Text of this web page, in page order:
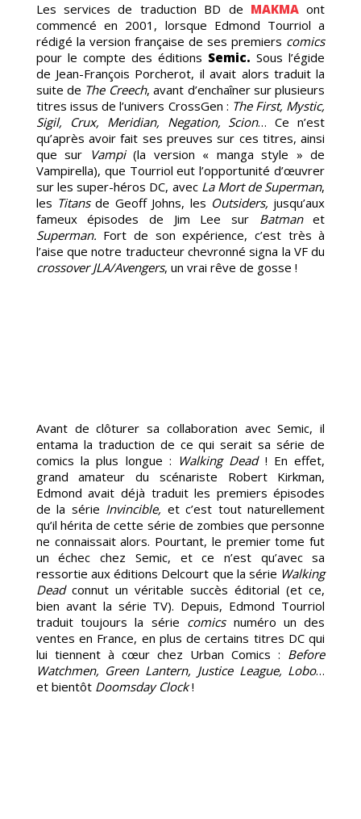
Les services de traduction BD de MAKMAont
commencé en 2001, lorsque Edmond Tourriol a
rédigé la version française de ses premiers comics
pour le compte des éditions Semic. Sous l’égide
de Jean-François Porcherot, il avait alors traduit la
suite de The Creech, avant d’enchaîner sur plusieurs
titres issus de l’univers CrossGen : The First, Mystic,
Sigil, Crux, Meridian, Negation, Scion… Ce n’est
qu’après avoir fait ses preuves sur ces titres, ainsi
que sur Vampi(la version « manga style » de
Vampirella), que Tourriol eut l’opportunité d’œuvrer
sur les super-héros DC, avec La Mort de Superman,
les Titansde Geoff Johns, les Outsiders, jusqu’aux
fameux épisodes de Jim Lee sur Batmanet
Superman. Fort de son expérience, c’est très à
l’aise que notre traducteur chevronné signa la VF du
crossover JLA/Avengers, un vrai rêve de gosse !
Avant de clôturer sa collaboration avec Semic, il
entama la traduction de ce qui serait sa série de
comics la plus longue : Walking Dead! En effet,
grand amateur du scénariste Robert Kirkman,
Edmond avait déjà traduit les premiers épisodes
de la série Invincible, et c’est tout naturellement
qu’il hérita de cette série de zombies que personne
ne connaissait alors. Pourtant, le premier tome fut
un échec chez Semic, et ce n’est qu’avec sa
ressortie aux éditions Delcourt que la série Walking
Deadconnut un véritable succès éditorial (et ce,
bien avant la série TV). Depuis, Edmond Tourriol
traduit toujours la série comicsnuméro un des
ventes en France, en plus de certains titres DC qui
lui tiennent à cœur chez Urban Comics : Before
Watchmen, Green Lantern, Justice League, Lobo…
et bientôt Doomsday Clock!